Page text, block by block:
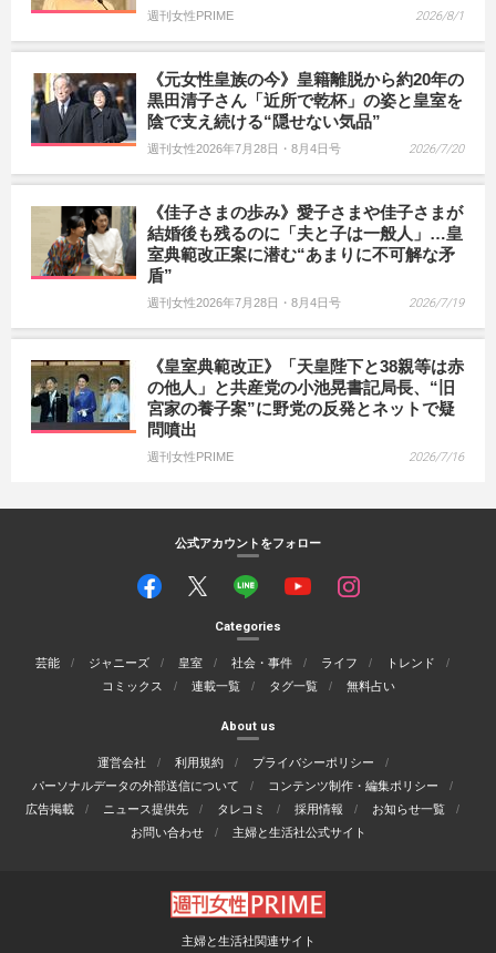
週刊女性PRIME 2026/8/1
《元女性皇族の今》皇籍離脱から約20年の
黒田清子さん「近所で乾杯」の姿と皇室を
陰で支え続ける“隠せない気品”
週刊女性2026年7月28日・8月4日号 2026/7/20
《佳子さまの歩み》愛子さまや佳子さまが
結婚後も残るのに「夫と子は一般人」…皇
室典範改正案に潜む“あまりに不可解な矛
盾”
週刊女性2026年7月28日・8月4日号 2026/7/19
《皇室典範改正》「天皇陛下と38親等は赤
の他人」と共産党の小池晃書記局長、“旧
宮家の養子案”に野党の反発とネットで疑
問噴出
週刊女性PRIME 2026/7/16
公式アカウントをフォロー
Categories
芸能 ジャニーズ 皇室 社会・事件 ライフ
トレンド
コミックス
連載一覧 タグ一覧 無料占い
About us
運営会社 利用規約
プライバシーポリシー
パーソナルデータの外部送信について
コンテンツ制作・編集ポリシー
広告掲載
ニュース提供先 タレコミ 採用情報
お知らせ一覧
お問い合わせ
主婦と生活社公式サイト
主婦と生活社関連サイト